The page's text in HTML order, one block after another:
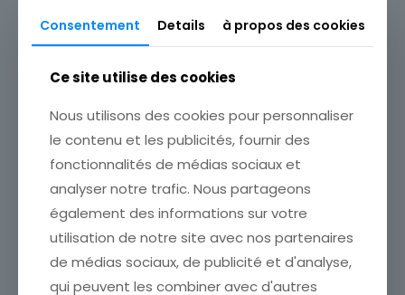
Type
Région
Europe
Pays
Pologne
Produits similaires
TIMBRE BULGARIE OBL N°
TIMBRE BULGARIE NEUF N°
Consentement Details à propos des cookies
Ce site utilise des cookies
Nous utilisons des cookies pour personnaliser
le contenu et les publicités, fournir des
fonctionnalités de médias sociaux et
analyser notre trafic. Nous partageons
également des informations sur votre
utilisation de notre site avec nos partenaires
de médias sociaux, de publicité et d'analyse,
qui peuvent les combiner avec d'autres